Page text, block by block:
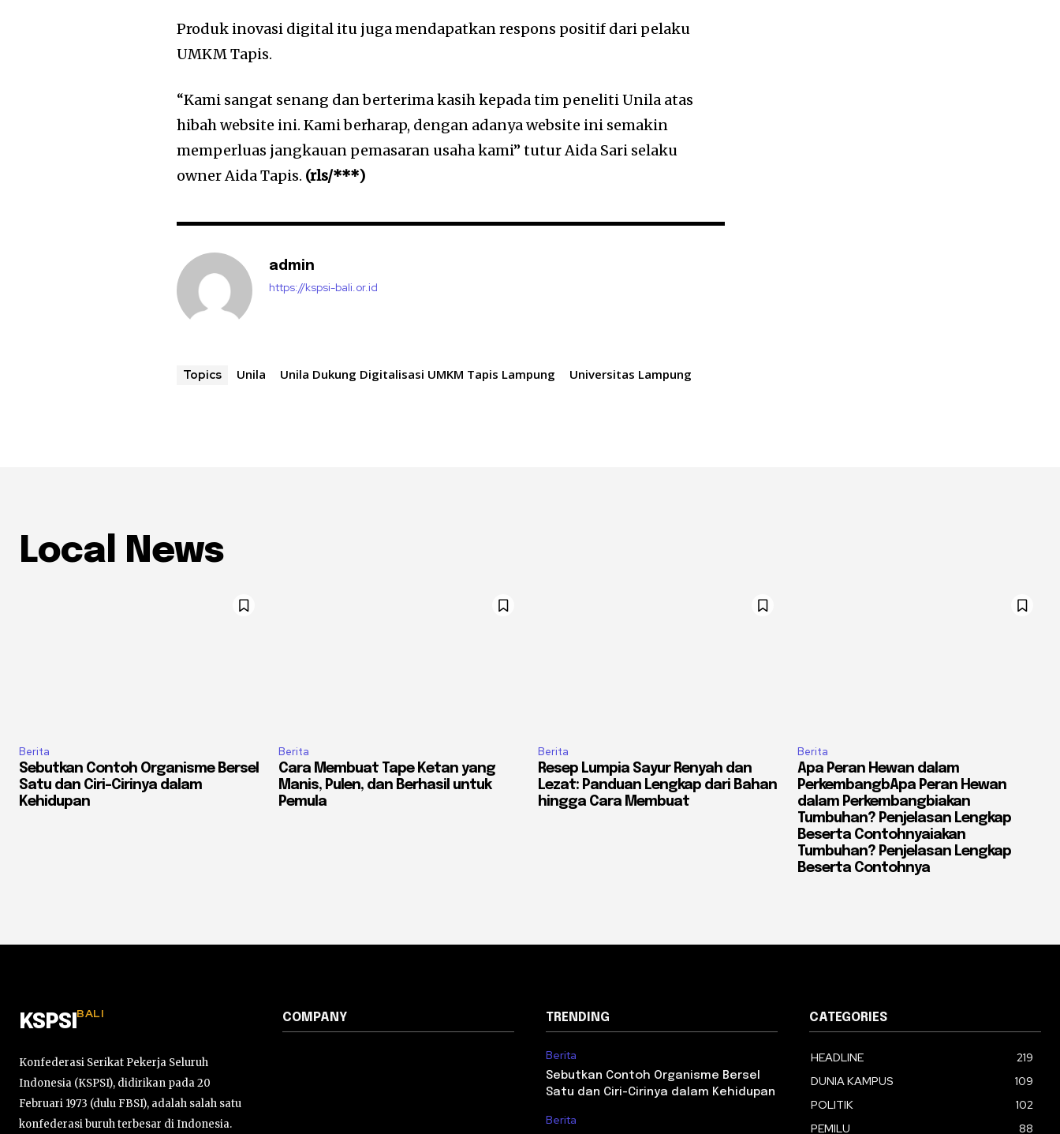
Produk inovasi digital itu juga mendapatkan respons positif dari pelaku
UMKM Tapis.
“Kami sangat senang dan berterima kasih kepada tim peneliti Unila atas
hibah website ini. Kami berharap, dengan adanya website ini semakin
memperluas jangkauan pemasaran usaha kami” tutur Aida Sari selaku
owner Aida Tapis. (rls/***)
admin
https://kspsi-bali.or.id
Topics Unila Unila Dukung Digitalisasi UMKM Tapis Lampung Universitas Lampung
Local News
Berita
Sebutkan Contoh Organisme Bersel
Satu dan Ciri-Cirinya dalam
Kehidupan
Berita
Cara Membuat Tape Ketan yang
Manis, Pulen, dan Berhasil untuk
Pemula
Berita
Resep Lumpia Sayur Renyah dan
Lezat: Panduan Lengkap dari Bahan
hingga Cara Membuat
Berita
Apa Peran Hewan dalam
PerkembangbApa Peran Hewan
dalam Perkembangbiakan
Tumbuhan? Penjelasan Lengkap
Beserta Contohnyaiakan
Tumbuhan? Penjelasan Lengkap
Beserta Contohnya
KSPSI BALI
Konfederasi Serikat Pekerja Seluruh
Indonesia (KSPSI), didirikan pada 20
Februari 1973 (dulu FBSI), adalah salah satu
konfederasi buruh terbesar di Indonesia.
COMPANY TRENDING
Berita
Sebutkan Contoh Organisme Bersel
Satu dan Ciri-Cirinya dalam Kehidupan
Berita
CATEGORIES
HEADLINE
219
DUNIA KAMPUS
109
POLITIK
102
PEMILU
88